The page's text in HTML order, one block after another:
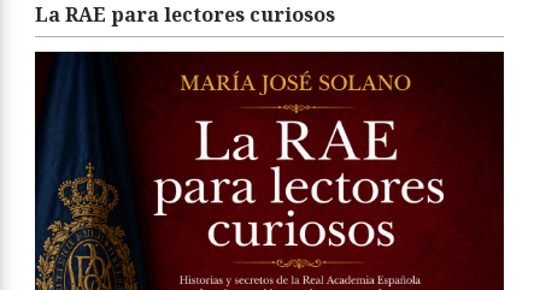
La RAE para lectores curiosos